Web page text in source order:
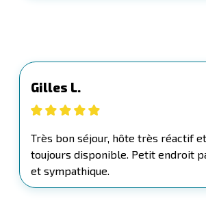
Gilles L.
Très bon séjour, hôte très réactif et
toujours disponible. Petit endroit
et sympathique.